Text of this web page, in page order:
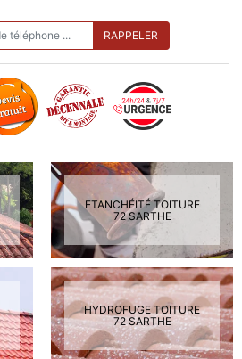
ETANCHÉITÉ TOITURE
72 SARTHE
HYDROFUGE TOITURE
72 SARTHE